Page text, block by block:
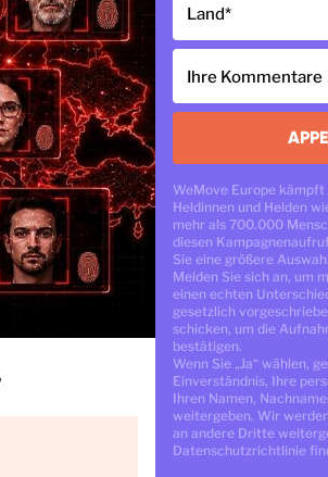
Land*
Ihre Kommentare
WeMove Europe
Heldinnen und Helden
mehr als 700.000
diesen
Sie eine größere
Melden Sie sich an, um
einen echten
gesetzlich
schicken, um die
bestätigen.
Wenn Sie „Ja“ wählen,
Einverständnis, Ihre
Ihren Namen,
weitergeben. Wir
an andere Dritte
Datenschutzrichtlinie